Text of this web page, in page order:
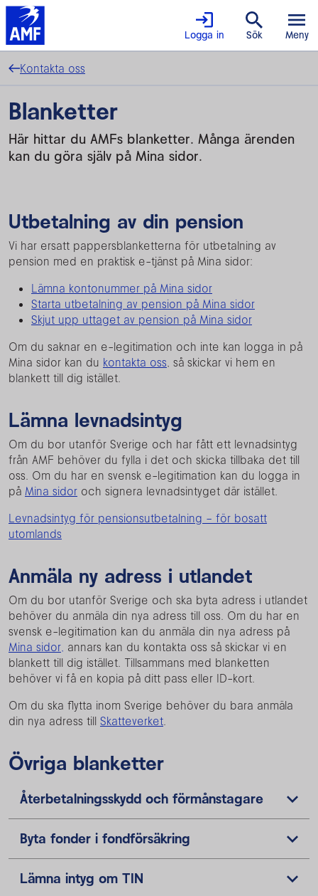
Logga in Sök Meny
Kontakta oss
Blanketter
Här hittar du AMFs blanketter. Många ärenden
kan du göra själv på Mina sidor.
Utbetalning av din pension
Vi har ersatt pappersblanketterna för utbetalning av
pension med en praktisk e-tjänst på Mina sidor:
Lämna kontonummer på Mina sidor
Starta utbetalning av pension på Mina sidor
Skjut upp uttaget av pension på Mina sidor
Om du saknar en e-legitimation och inte kan logga in på
Mina sidor kan du kontakta oss, så skickar vi hem en
blankett till dig istället.
Lämna levnadsintyg
Om du bor utanför Sverige och har fått ett levnadsintyg
från AMF behöver du fylla i det och skicka tillbaka det till
oss. Om du har en svensk e-legitimation kan du logga in
på Mina sidor och signera levnadsintyget där istället.
Levnadsintyg för pensionsutbetalning – för bosatt
utomlands
Anmäla ny adress i utlandet
Om du bor utanför Sverige och ska byta adress i utlandet
behöver du anmäla din nya adress till oss. Om du har en
svensk e-legitimation kan du anmäla din nya adress på
Mina sidor, annars kan du kontakta oss så skickar vi en
blankett till dig istället. Tillsammans med blanketten
behöver vi få en kopia på ditt pass eller ID-kort.
Om du ska flytta inom Sverige behöver du bara anmäla
din nya adress till Skatteverket.
Övriga blanketter
Återbetalningsskydd och förmånstagare
Byta fonder i fondförsäkring
Lämna intyg om TIN